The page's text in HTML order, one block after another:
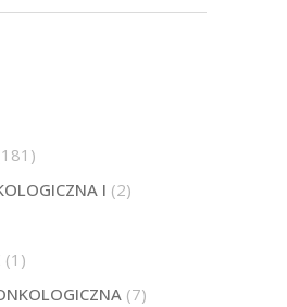
I (2)
(1)
(7)